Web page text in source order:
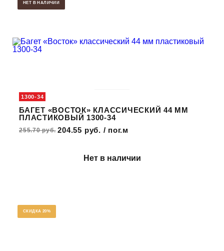
НЕТ В НАЛИЧИИ
1300-34
БАГЕТ «ВОСТОК» КЛАССИЧЕСКИЙ 44 ММ
ПЛАСТИКОВЫЙ 1300-34
255.70 руб. 204.55 руб. / пог.м
Нет в наличии
СКИДКА 20%